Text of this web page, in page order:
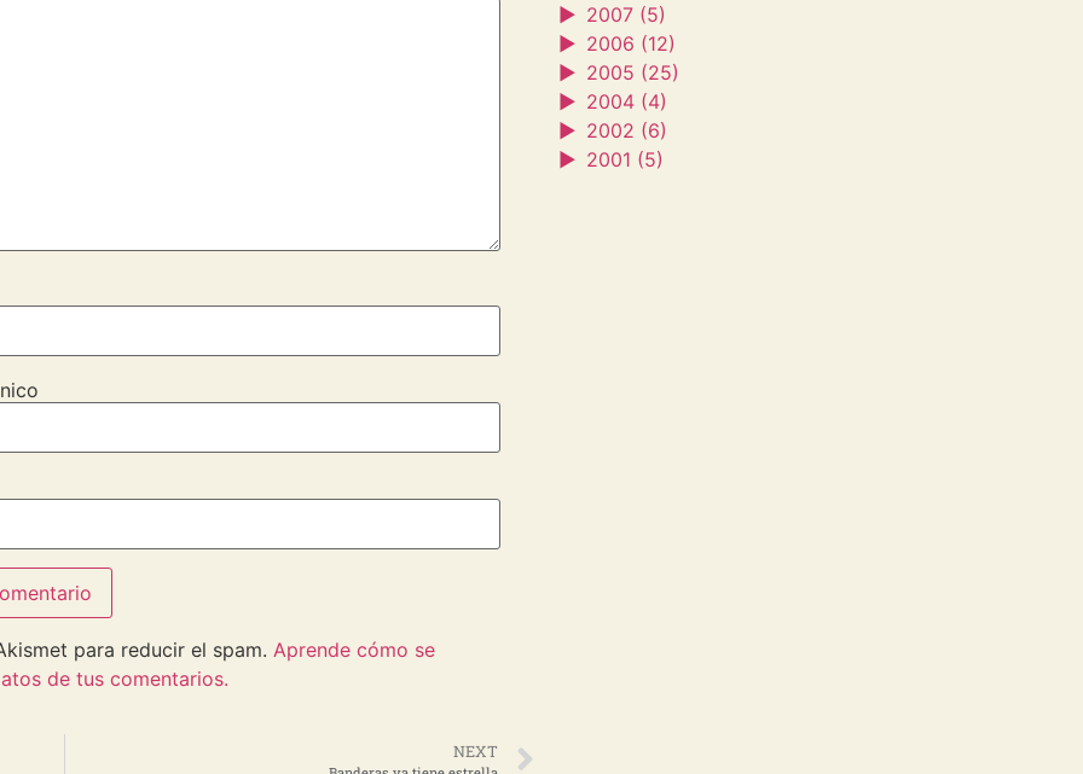
para reducir el spam. Aprende cómo se
de tus comentarios.
NEXT
► 2007 (5)
► 2006 (12)
► 2005 (25)
► 2004 (4)
► 2002 (6)
► 2001 (5)